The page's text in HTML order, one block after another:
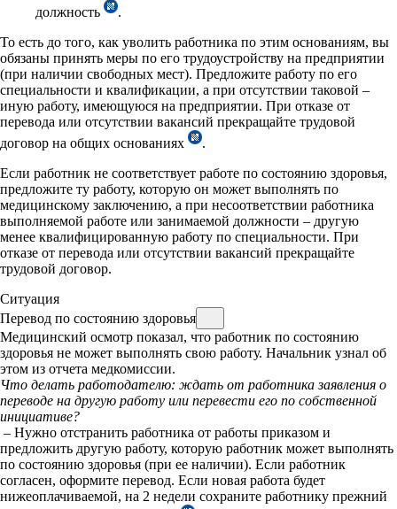
должность
.
То есть до того, как уволить работника по этим основаниям, вы
обязаны принять меры по его трудоустройству на предприятии
(при наличии свободных мест). Предложите работу по его
специальности и квалификации, а при отсутствии таковой –
иную работу, имеющуюся на предприятии. При отказе от
перевода или отсутствии вакансий прекращайте трудовой
договор на общих основаниях
.
Если работник не соответствует работе по состоянию здоровья,
предложите ту работу, которую он может выполнять по
медицинскому заключению, а при несоответствии работника
выполняемой работе или занимаемой должности – другую
менее квалифицированную работу по специальности. При
отказе от перевода или отсутствии вакансий прекращайте
трудовой договор.
Ситуация
Перевод по состоянию здоровья
Медицинский осмотр показал, что работник по состоянию
здоровья не может выполнять свою работу. Начальник узнал об
этом из отчета медкомиссии.
Что делать работодателю: ждать от работника заявления о
переводе на другую работу или перевести его по собственной
инициативе?
– Нужно отстранить работника от работы приказом и
предложить другую работу, которую работник может выполнять
по состоянию здоровья (при ее наличии). Если работник
согласен, оформите перевод. Если новая работа будет
нижеоплачиваемой, на 2 недели сохраните работнику прежний